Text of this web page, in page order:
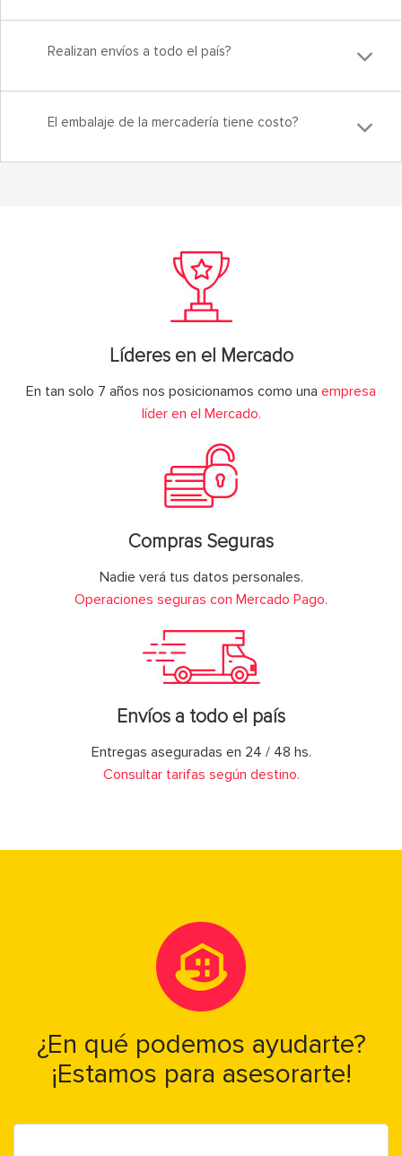
Realizan envíos a todo el país?
El embalaje de la mercadería tiene costo?
Líderes en el Mercado
En tan solo 7 años nos posicionamos como una empresa
líder en el Mercado.
Compras Seguras
Nadie verá tus datos personales.
Operaciones seguras con Mercado Pago.
Envíos a todo el país
Entregas aseguradas en 24 / 48 hs.
Consultar tarifas según destino.
¿En qué podemos ayudarte?
¡Estamos para asesorarte!